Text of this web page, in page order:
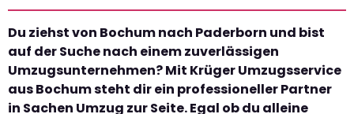
Du ziehst von Bochum nach Paderborn und bist
auf der Suche nach einem zuverlässigen
Umzugsunternehmen? Mit Krüger Umzugsservice
aus Bochum steht dir ein professioneller Partner
in Sachen Umzug zur Seite. Egal ob du alleine